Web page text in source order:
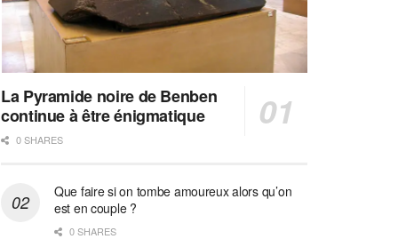
La Pyramide noire de Benben
continue à être énigmatique
0 SHARES
Que faire si on tombe amoureux alors qu’on
est en couple ?
0 SHARES